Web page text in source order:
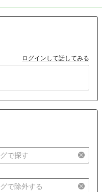
ログインして話してみる